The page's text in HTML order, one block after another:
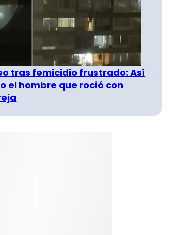
tras femicidio frustrado: Así
el hombre que roció con